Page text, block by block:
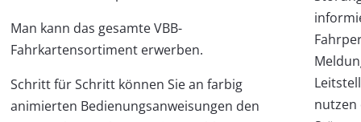
Man kann das ge­samte VBB-
Fahrkartensortiment erwerben.
Schritt für Schritt können Sie an farbig
animierten Bedienungsanweisungen den
nutzen